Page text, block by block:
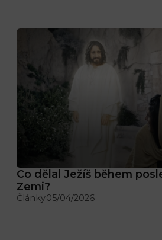
Co dělal Ježíš během
Zemi?
Články05/04/2026